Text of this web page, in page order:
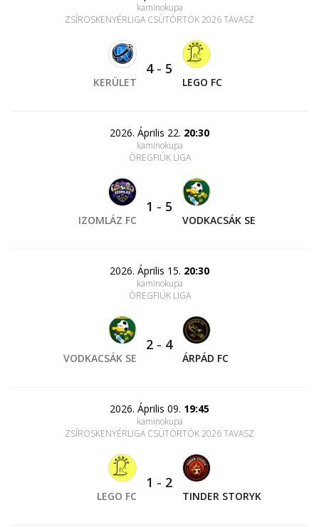
kaminokupa
ZSÍROSKENYÉRLIGA CSÜTÖRTÖK 2026 TAVASZ
KERÜLET
4- 5
LEGO FC
2026. Április 22. 20:30
kaminokupa
ÖREGFIÚK LIGA
IZOMLÁZ FC
1 - 5
VODKACSÁK SE
2026. Április 15. 20:30
kaminokupa
ÖREGFIÚK LIGA
VODKACSÁK SE
2 - 4
ÁRPÁD FC
2026. Április 09. 19:45
kaminokupa
ZSÍROSKENYÉRLIGA CSÜTÖRTÖK 2026 TAVASZ
LEGO FC
1 - 2
TINDER STORYK